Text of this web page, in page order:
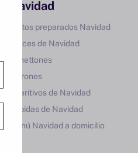
Navidad
Platos preparados Navidad
Dulces de Navidad
Panettones
Turrones
Aperitivos de Navidad
Bebidas de Navidad
Menú Navidad a domicilio